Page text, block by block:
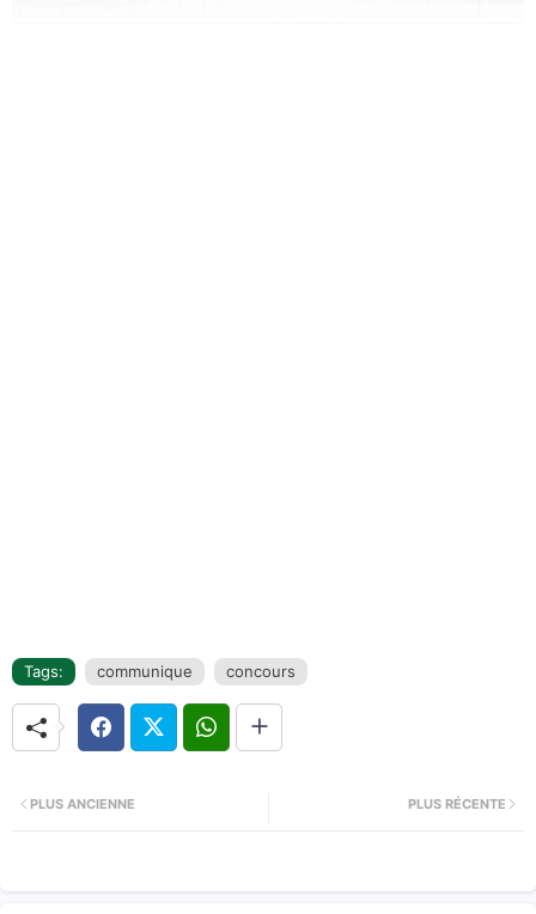
Tags: communique concours
PLUS RÉCENTE
PLUS ANCIENNE